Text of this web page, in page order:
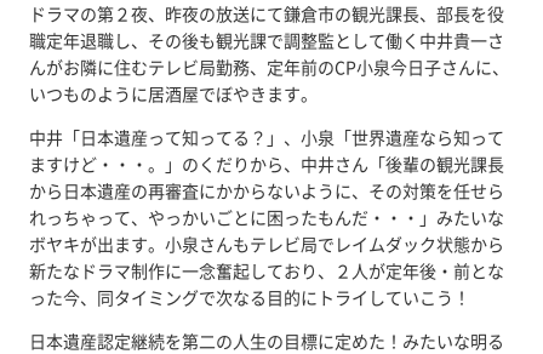
ドラマの第２夜、昨夜の放送にて鎌倉市の観光課長、部長を役
職定年退職し、その後も観光課で調整監として働く中井貴一さ
んがお隣に住むテレビ局勤務、定年前のCP小泉今日子さんに、
いつものように居酒屋でぼやきます。
中井「日本遺産って知ってる？」、小泉「世界遺産なら知って
ますけど・・・。」のくだりから、中井さん「後輩の観光課長
から日本遺産の再審査にかからないように、その対策を任せら
れっちゃって、やっかいごとに困ったもんだ・・・」みたいな
ボヤキが出ます。小泉さんもテレビ局でレイムダック状態から
新たなドラマ制作に一念奮起しており、２人が定年後・前とな
った今、同タイミングで次なる目的にトライしていこう！
日本遺産認定継続を第二の人生の目標に定めた！みたいな明る